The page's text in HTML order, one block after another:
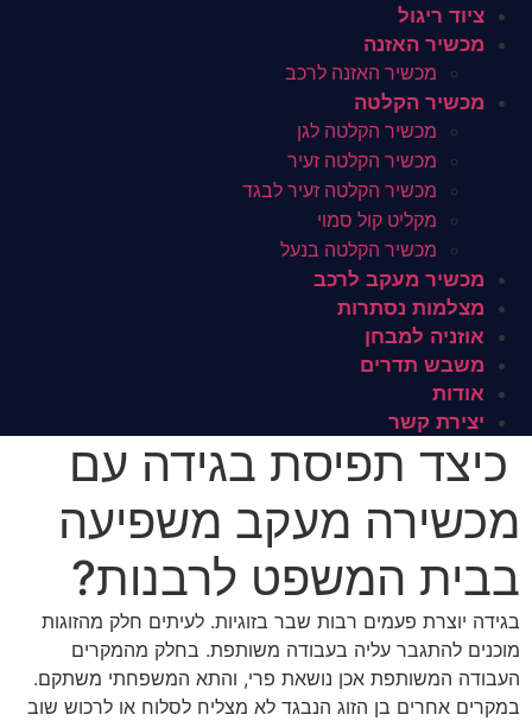
ציוד ריגול
מכשיר האזנה
מכשיר האזנה לרכב
מכשיר הקלטה
מכשיר הקלטה לגן
מכשיר הקלטה זעיר
מכשיר הקלטה זעיר לבגד
מקליט קול סמוי
מכשיר הקלטה בנעל
מכשיר מעקב לרכב
מצלמות נסתרות
אוזניה למבחן
משבש תדרים
אודות
יצירת קשר
כיצד תפיסת בגידה עם
מכשירה מעקב משפיעה
בבית המשפט לרבנות?
בגידה יוצרת פעמים רבות שבר בזוגיות. לעיתים חלק מהזוגות
מוכנים להתגבר עליה בעבודה משותפת. בחלק מהמקרים
העבודה המשותפת אכן נושאת פרי, והתא המשפחתי משתקם.
במקרים אחרים בן הזוג הנבגד לא מצליח לסלוח או לרכוש שוב